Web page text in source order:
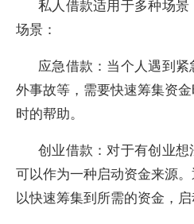
私人借款适用于多种场
场景：
应急借款：当个人遇到
外事故等，需要快速筹集资
时的帮助。
创业借款：对于有创业
可以作为一种启动资金来源
以快速筹集到所需的资金，启